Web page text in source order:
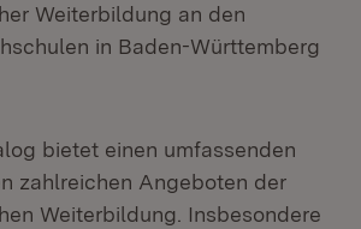
Weiterbildung an den
in Baden-Württemberg
bietet einen umfassenden
zahlreichen Angeboten der
Weiterbildung. Insbesondere